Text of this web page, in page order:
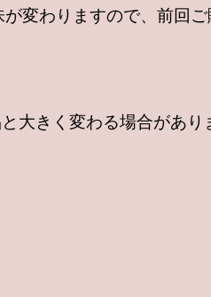
変わりますので、前回
大きく変わる場合があ